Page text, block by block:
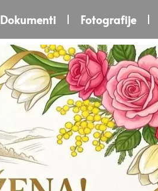
Dokumenti Fotografije